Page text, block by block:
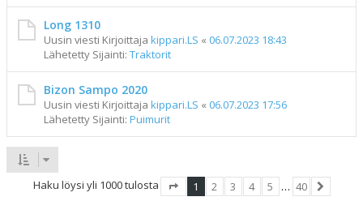
Long 1310
Uusin viesti Kirjoittaja kippari.LS « 06.07.2023 18:43
Lähetetty Sijainti: Traktorit
Bizon Sampo 2020
Uusin viesti Kirjoittaja kippari.LS « 06.07.2023 17:56
Lähetetty Sijainti: Puimurit
Haku löysi yli 1000 tulosta
1 2 3 4 5 … 40